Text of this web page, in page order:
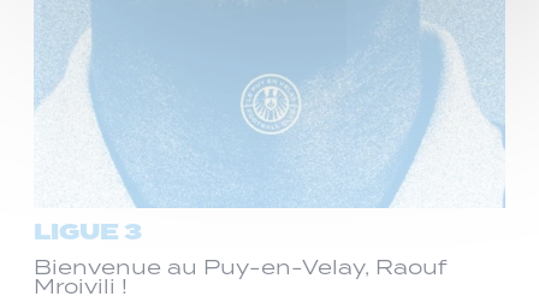
LIGUE 3
Bienvenue au Puy-en-Velay, Raouf
Mroivili !